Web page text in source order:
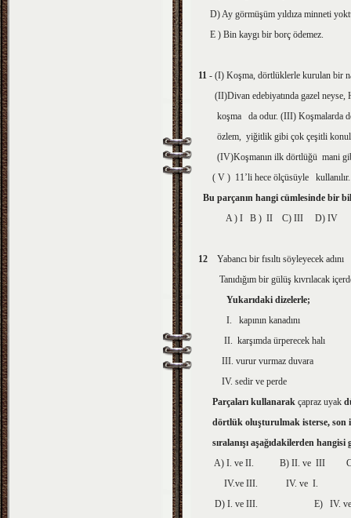
D) Ay görmüşüm yıldıza minneti
E ) Bin kaygı bir borç ödemez.
11 - (I) Koşma, dörtlüklerle kurulan bir
(II)Divan edebiyatında gazel neyse,
koşma da odur. (III) Koşmalarda
özlem, yiğitlik gibi çok çeşitli
(IV)Koşmanın ilk dörtlüğü mani
( V ) 11’li hece ölçüsüyle
Bu parçanın hangi cümlesinde
A ) I B ) II C) III D) IV
12
Yabancı bir fısıltı söyleyecek adını
Tanıdığım bir gülüş kıvrılacak
Yukarıdaki dizelerle;
I. kapının kanadını
II. karşımda ürperecek halı
III. vurur vurmaz duvara
IV. sedir ve perde
Parçaları kullanarak çapraz uyak
dörtlük oluşturulmak isterse, son
sıralanışı aşağıdakilerden hangisi
A) I. ve II. B) II. ve III C)
IV.ve III. IV. ve I. II.
D) I. ve III. E)